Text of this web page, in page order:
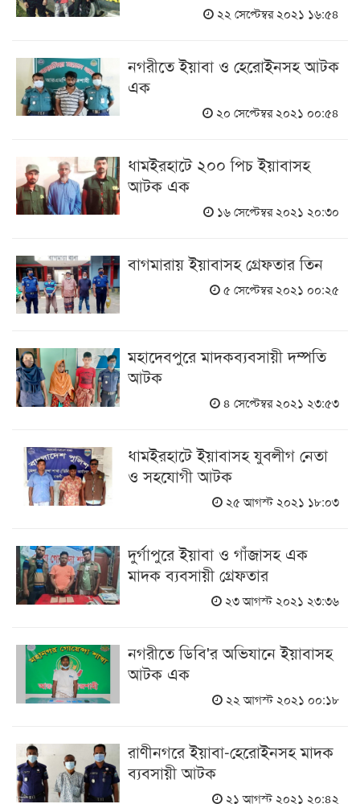
২২ সেপ্টেম্বর ২০২১ ১৬:৫৪
নগরীতে ইয়াবা ও হেরোইনসহ আটক
এক
২০ সেপ্টেম্বর ২০২১ ০০:৫৪
ধামইরহাটে ২০০ পিচ ইয়াবাসহ
আটক এক
১৬ সেপ্টেম্বর ২০২১ ২০:৩০
বাগমারায় ইয়াবাসহ গ্রেফতার তিন
৫ সেপ্টেম্বর ২০২১ ০০:২৫
মহাদেবপুরে মাদকব্যবসায়ী দম্পতি
আটক
৪ সেপ্টেম্বর ২০২১ ২৩:৫৩
ধামইরহাটে ইয়াবাসহ যুবলীগ নেতা
ও সহযোগী আটক
২৫ আগস্ট ২০২১ ১৮:০৩
দুর্গাপুরে ইয়াবা ও গাঁজাসহ এক
মাদক ব্যবসায়ী গ্রেফতার
২৩ আগস্ট ২০২১ ২৩:৩৬
নগরীতে ডিবি'র অভিযানে ইয়াবাসহ
আটক এক
২২ আগস্ট ২০২১ ০০:১৮
রাণীনগরে ইয়াবা-হেরোইনসহ মাদক
ব্যবসায়ী আটক
২১ আগস্ট ২০২১ ২০:৪২